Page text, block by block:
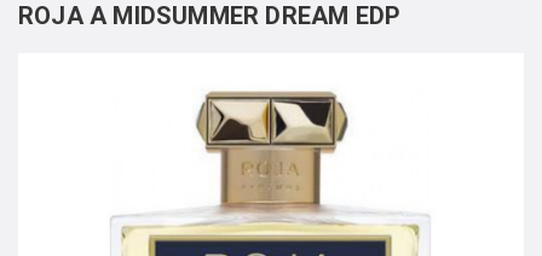
ROJA A MIDSUMMER DREAM EDP